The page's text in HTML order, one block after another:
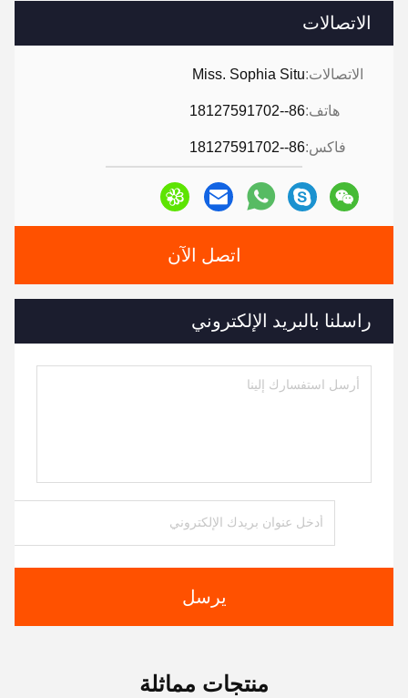
الاتصالات
الاتصالات:Miss. Sophia Situ
هاتف:86--18127591702
فاكس:86--18127591702
اتصل الآن
راسلنا بالبريد الإلكتروني
يرسل
منتجات مماثلة